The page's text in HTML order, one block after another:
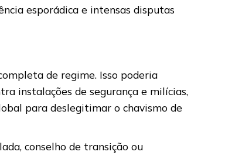
esporádica e intensas disputas
de regime. Isso poderia
instalações de segurança e milícias,
para deslegitimar o chavismo de
conselho de transição ou